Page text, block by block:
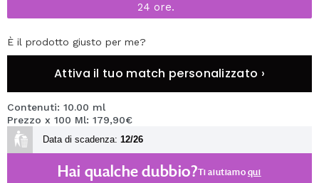
24 ore.
È il prodotto giusto per me?
Attiva il tuo match personalizzato ›
Contenuti: 10.00 ml
Prezzo x 100 Ml: 179,90€
Data di scadenza: 12/26
Hai qualche dubbio?Ti aiutiamoqui